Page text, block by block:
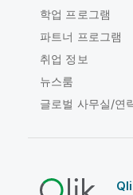
학업 프로그램
파트너 프로그램
취업 정보
뉴스룸
글로벌 사무실/연